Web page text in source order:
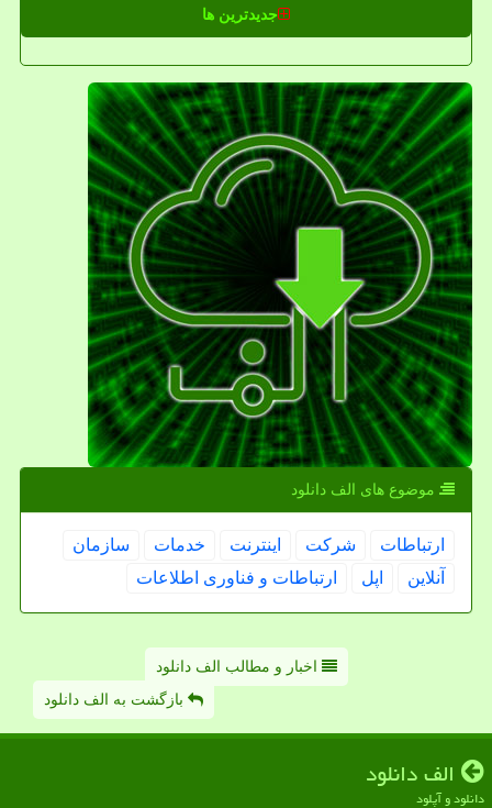
جدیدترین ها
موضوع های الف دانلود
ارتباطات شركت اینترنت خدمات
سازمان
آنلاین
اپل ارتباطات و فناوری اطلاعات
اخبار و مطالب الف دانلود
بازگشت به الف دانلود
الف دانلود
دانلود و آپلود